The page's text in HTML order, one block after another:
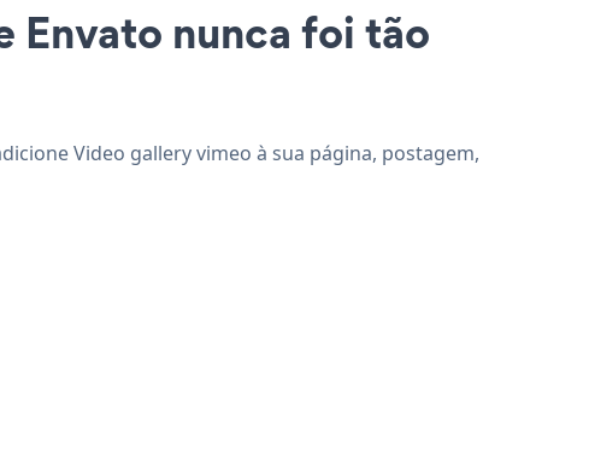
nunca foi tão
Video gallery vimeo à sua página, postagem,